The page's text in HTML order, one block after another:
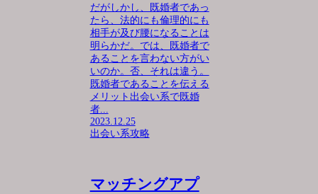
だがしかし、既婚者であっ
たら、法的にも倫理的にも
相手が及び腰になることは
明らかだ。では、既婚者で
あることを言わない方がい
いのか。否、それは違う。
既婚者であることを伝える
メリット出会い系で既婚
者...
2023.12.25
出会い系攻略
マッチングアプ